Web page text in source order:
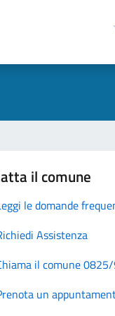
il comune
le domande
Assistenza
il comune
un